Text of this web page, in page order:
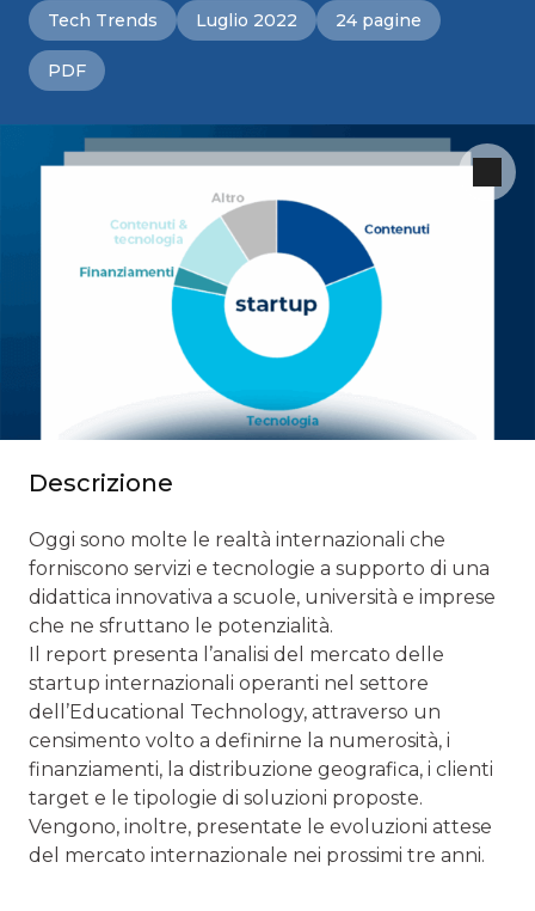
Tech Trends Luglio 2022 24 pagine
PDF
Descrizione
Oggi sono molte le realtà internazionali che
forniscono servizi e tecnologie a supporto di una
didattica innovativa a scuole, università e imprese
che ne sfruttano le potenzialità.
Il report presenta l’analisi del mercato delle
startup internazionali operanti nel settore
dell’Educational Technology, attraverso un
censimento volto a definirne la numerosità, i
finanziamenti, la distribuzione geografica, i clienti
target e le tipologie di soluzioni proposte.
Vengono, inoltre, presentate le evoluzioni attese
del mercato internazionale nei prossimi tre anni.